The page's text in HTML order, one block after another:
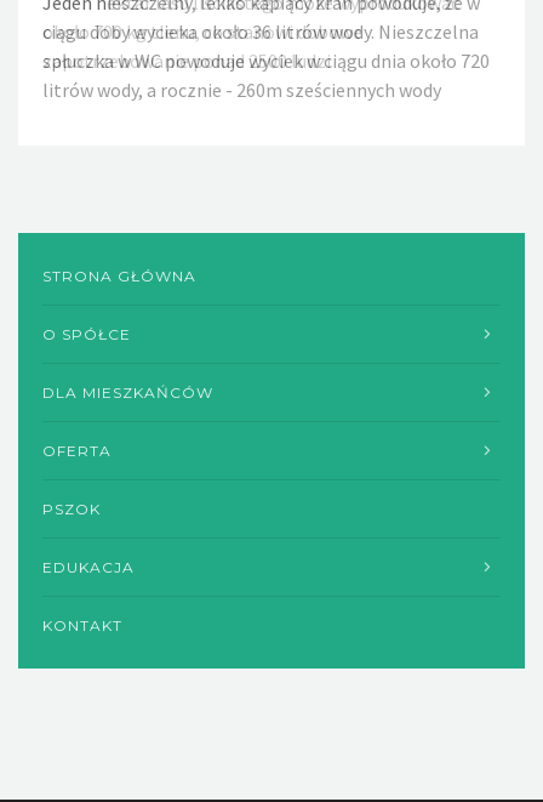
ciągu doby wycieka około 36 litrów wody. Nieszczelna
spłuczka w WC powoduje wyciek w ciągu dnia około 720
litrów wody, a rocznie - 260m sześciennych wody
STRONA GŁÓWNA
O SPÓŁCE
DLA MIESZKAŃCÓW
OFERTA
PSZOK
EDUKACJA
KONTAKT